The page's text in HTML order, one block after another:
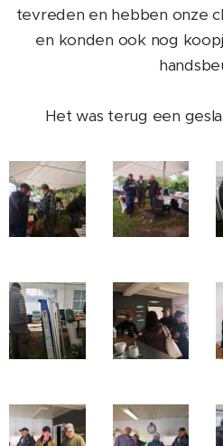
tevreden en hebben onze
en konden ook nog
Het was terug een